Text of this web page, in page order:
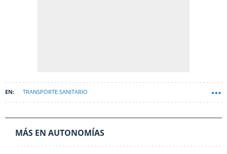
TRANSPORTE SANITARIO
MÁS EN AUTONOMÍAS